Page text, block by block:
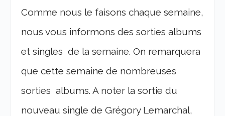
Comme nous le faisons chaque semaine,
nous vous informons des sorties albums
et singles de la semaine. On remarquera
que cette semaine de nombreuses
sorties albums. A noter la sortie du
nouveau single de Grégory Lemarchal,